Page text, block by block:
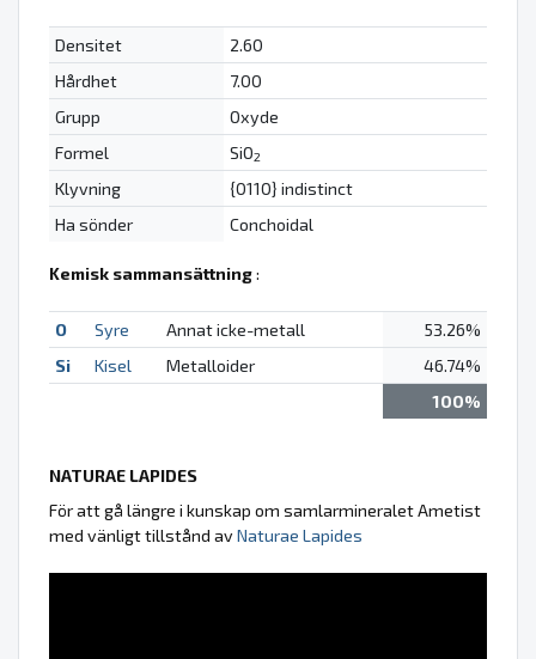
Densitet
2.60
Hårdhet
7.00
Grupp
Oxyde
Formel
SiO2
Klyvning
{0110} indistinct
Ha sönder
Conchoidal
Kemisk sammansättning:
O Syre Annat icke-metall
53.26%
Si
Kisel Metalloider
46.74%
100%
NATURAE LAPIDES
För att gå längre i kunskap om samlarmineralet Ametist
med vänligt tillstånd avNaturae Lapides